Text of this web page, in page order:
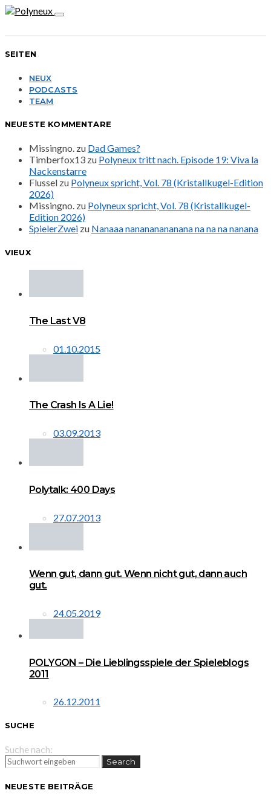
SEITEN
NEUX
PODCASTS
TEAM
NEUESTE KOMMENTARE
Missingno. zu Dad Games?
Timberfox13 zu Polyneux tritt nach. Episode 19: Viva la
Nackenstarre
Flussel zu Polyneux spricht, Vol. 78 (Kristallkugel-Edition
2026)
Missingno. zu Polyneux spricht, Vol. 78 (Kristallkugel-
Edition 2026)
SpielerZwei zu Nanaaa nanananananana na na na nanana
VIEUX
The Last V8
01.10.2015
The Crash Is A Lie!
03.09.2013
Polytalk: 400 Days
27.07.2013
Wenn gut, dann gut. Wenn nicht gut, dann auch
gut.
24.05.2019
POLYGON – Die Lieblingsspiele der Spieleblogs
2011
26.12.2011
SUCHE
Suche nach:
Search
NEUESTE BEITRÄGE